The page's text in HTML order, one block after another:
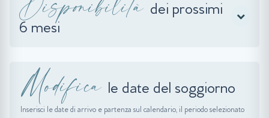
dei prossimi
6 mesi
Modifica le date del soggiorno
Inserisci le date di arrivo e partenza sul calendario, il periodo selezionato